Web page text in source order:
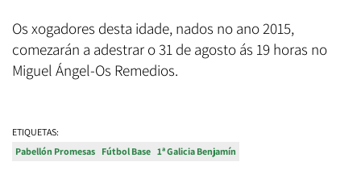
Os xogadores desta idade, nados no ano 2015,
comezarán a adestrar o 31 de agosto ás 19 horas no
Miguel Ángel-Os Remedios.
ETIQUETAS:
Pabellón Promesas Fútbol Base 1ª Galicia Benjamín